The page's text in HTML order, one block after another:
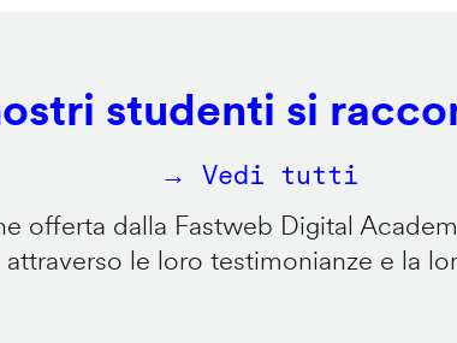
studenti si
→ Vedi tutti
offerta dalla Fastweb Digital
le loro testimonianze e la